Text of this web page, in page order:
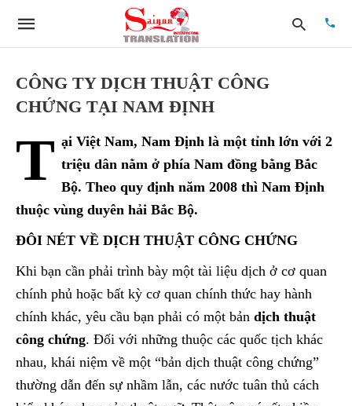
your
CÔNG TY DỊCH THUẬT CÔNG
CHỨNG TẠI NAM ĐỊNH
T ại Việt Nam, Nam Định là một tỉnh lớn với 2
triệu dân nằm ở phía Nam đồng bằng Bắc
Bộ. Theo quy định năm 2008 thì Nam Định
thuộc vùng duyên hải Bắc Bộ.
ĐÔI NÉT VỀ DỊCH THUẬT CÔNG CHỨNG
Khi bạn cần phải trình bày một tài liệu dịch ở cơ quan
chính phủ hoặc bất kỳ cơ quan chính thức hay hành
chính khác, yêu cầu bạn phải có một bản dịch thuật
công chứng. Đối với những thuộc các quốc tịch khác
nhau, khái niệm về một “bản dịch thuật công chứng”
thường dẫn đến sự nhầm lẫn, các nước tuân thủ cách